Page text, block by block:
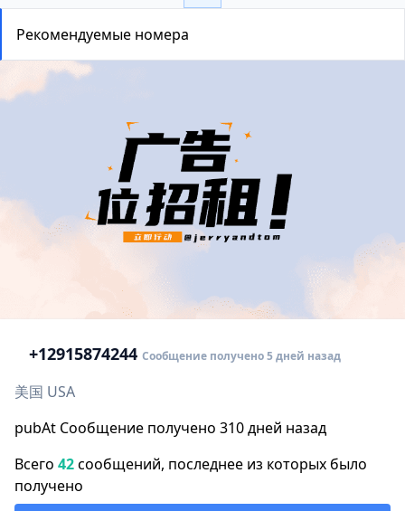
Рекомендуемые номера
+12915874244 Сообщение получено 5 дней назад
美国 USA
pubAt Сообщение получено 310 дней назад
Всего 42сообщений, последнее из которых было
получено